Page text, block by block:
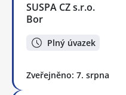
SUSPA CZ s.r.o.
Bor
Plný úvazek
Zveřejněno: 7. srpna